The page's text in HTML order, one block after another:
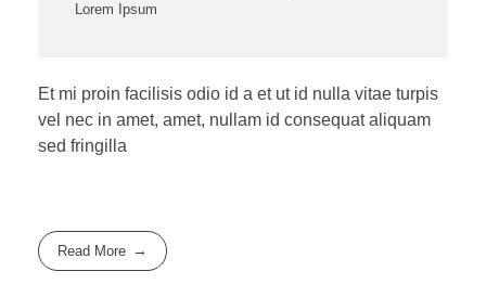
Lorem Ipsum
Et mi proin facilisis odio id a et ut id nulla vitae turpis
vel nec in amet, amet, nullam id consequat aliquam
sed fringilla
Read More